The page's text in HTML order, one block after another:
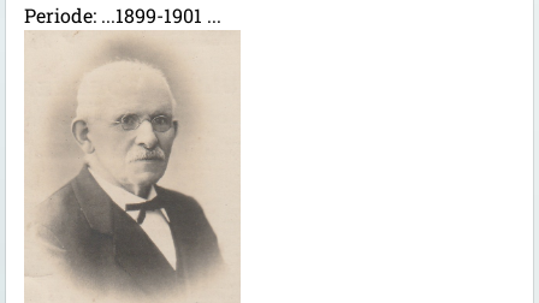
Periode: ...1899-1901 ...